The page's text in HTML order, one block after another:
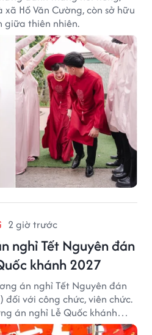
Hồ Văn Cường, còn sở hữu
giữa thiên nhiên.
2 giờ trước
nghỉ Tết Nguyên đán
khánh 2027
án nghỉ Tết Nguyên đán
với công chức, viên chức.
án nghỉ Lễ Quốc khánh
liên tục.